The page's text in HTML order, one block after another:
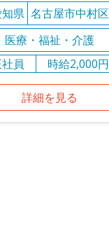
県 名古屋市中村区
医療・福祉・介護
員
時給2,000円
詳細を見る